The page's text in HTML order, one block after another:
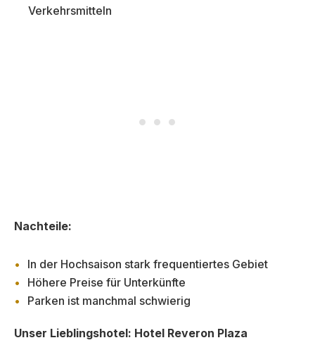
Verkehrsmitteln
Nachteile:
In der Hochsaison stark frequentiertes Gebiet
Höhere Preise für Unterkünfte
Parken ist manchmal schwierig
Unser Lieblingshotel: Hotel Reveron Plaza